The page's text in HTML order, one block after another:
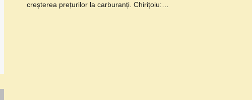
creșterea prețurilor la carburanți. Chirițoiu:…